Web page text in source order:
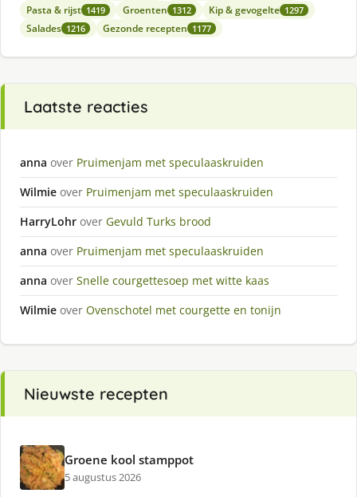
Pasta & rijst 1419 Groenten 1312 Kip & gevogelte 1297
Salades 1216 Gezonde recepten 1177
Laatste reacties
anna over Pruimenjam met speculaaskruiden
Wilmie over Pruimenjam met speculaaskruiden
HarryLohr over Gevuld Turks brood
anna over Pruimenjam met speculaaskruiden
anna over Snelle courgettesoep met witte kaas
Wilmie over Ovenschotel met courgette en tonijn
Nieuwste recepten
Groene kool stamppot
5 augustus 2026